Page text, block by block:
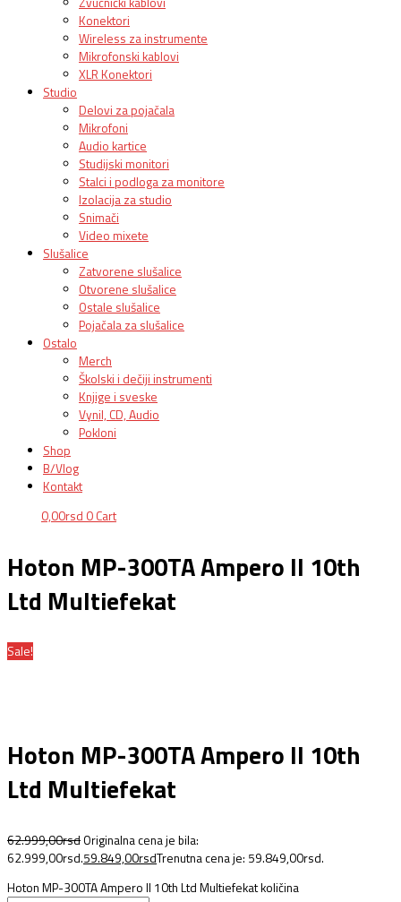
Konektori
Wireless za instrumente
Mikrofonski kablovi
XLR Konektori
Studio
Delovi za pojačala
Mikrofoni
Audio kartice
Studijski monitori
Stalci i podloga za monitore
Izolacija za studio
Snimači
Video mixete
Slušalice
Zatvorene slušalice
Otvorene slušalice
Ostale slušalice
Pojačala za slušalice
Ostalo
Merch
Školski i dečiji instrumenti
Knjige i sveske
Vynil, CD, Audio
Pokloni
Shop
B/Vlog
Kontakt
0,00rsd 0 Cart
Hoton MP-300TA Ampero II 10th
Ltd Multiefekat
Sale!
Hoton MP-300TA Ampero II 10th
Ltd Multiefekat
62.999,00rsd Originalna cena je bila:
62.999,00rsd.59.849,00rsdTrenutna cena je: 59.849,00rsd.
Hoton MP-300TA Ampero II 10th Ltd Multiefekat količina